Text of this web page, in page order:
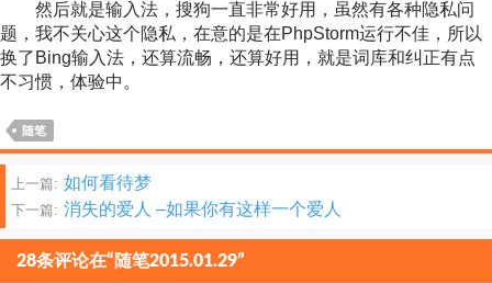
然后就是输入法，搜狗一直非常好用，虽然有各种隐私问
题，我不关心这个隐私，在意的是在PhpStorm运行不佳，所以
换了Bing输入法，还算流畅，还算好用，就是词库和纠正有点
不习惯，体验中。
随笔
文
章
分
上一篇: 如何看待梦
下一篇: 消失的爱人 –如果你有这样一个爱人
28条评论在“随笔2015.01.29”